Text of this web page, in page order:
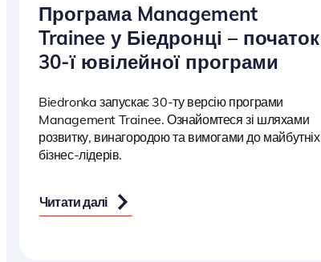
Програма Management
Trainee у Біедронці – початок
30-ї ювілейної програми
Biedronka запускає 30-ту версію програми
Management Trainee. Ознайомтеся зі шляхами
розвитку, винагородою та вимогами до майбутніх
бізнес-лідерів.
Читати далі